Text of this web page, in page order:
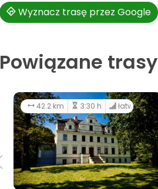
Wyznacz trasę przez Google
Powiązane trasy
42.2 km 3:30 h łatwy